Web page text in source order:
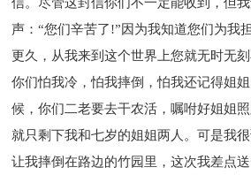
声：“您们辛苦了!”因为我知道您们为我
更久，从我来到这个世界上您就无时无
你们怕我冷，怕我摔倒，怕我还记得姐
候，你们二老要去干农活，嘱咐好姐姐
就只剩下我和七岁的姐姐两人。可是我
让我摔倒在路边的竹园里，这次我差点